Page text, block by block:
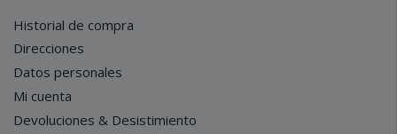
Historial de compra
Direcciones
Datos personales
Mi cuenta
Devoluciones & Desistimiento